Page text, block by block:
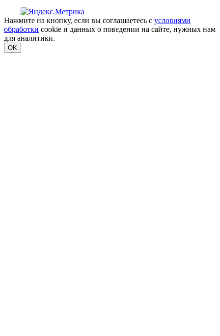
Нажмите на кнопку, если вы соглашаетесь с условиями
обработки cookie и данных о поведении на сайте, нужных нам
для аналитики.
OK